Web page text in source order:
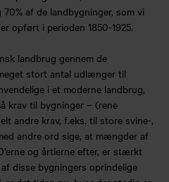
af de landbygninger, som vi
opført i perioden 1850-1925.
landbrug gennem de
stort antal udlænger til
i et moderne landbrug,
krav til bygninger – (rene
andre krav, f.eks. til store svine-,
andre ord sige, at mængder af
og årtierne efter, er stærkt
disse bygningers oprindelige